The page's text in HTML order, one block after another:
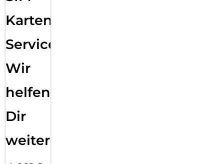
Karten
Service:
Wir
helfen
Dir
weiter